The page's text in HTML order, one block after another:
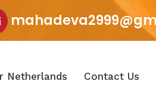
Netherlands Contact Us